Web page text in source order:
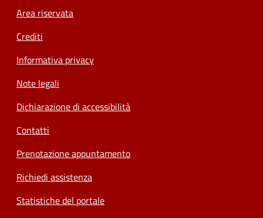
Footer menu
Area riservata
Crediti
Informativa privacy
Note legali
Dichiarazione di accessibilità
Contatti
Prenotazione appuntamento
Richiedi assistenza
Statistiche del portale